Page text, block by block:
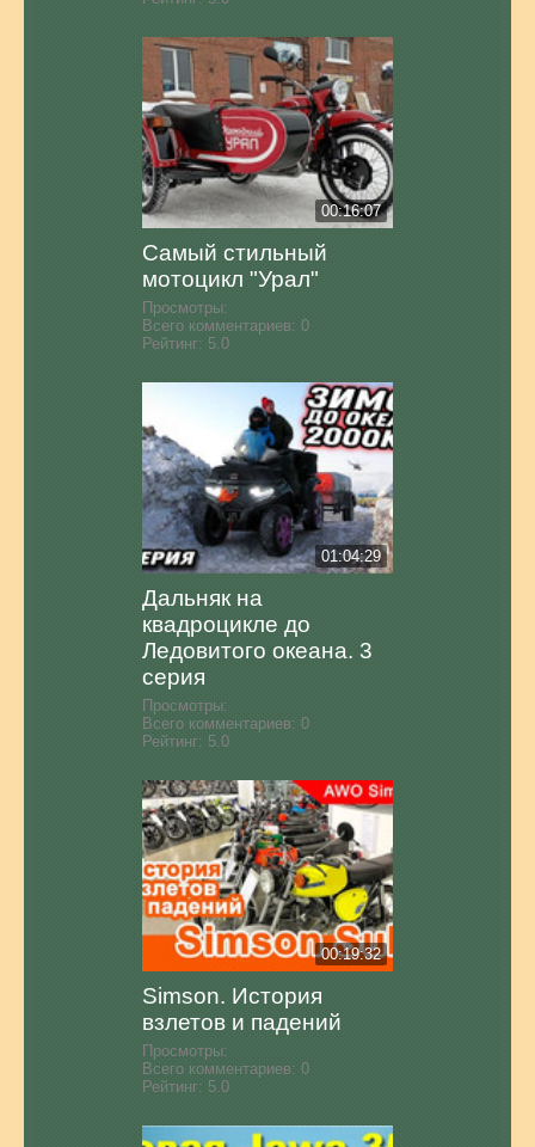
00:16:07
Самый стильный
мотоцикл "Урал"
Просмотры:
Всего комментариев: 0
Рейтинг: 5.0
01:04:29
Дальняк на
квадроцикле до
Ледовитого океана. 3
серия
Просмотры:
Всего комментариев: 0
Рейтинг: 5.0
00:19:32
Simson. История
взлетов и падений
Просмотры:
Всего комментариев: 0
Рейтинг: 5.0